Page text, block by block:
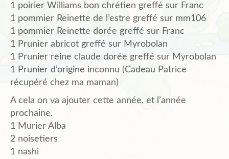
1 poirier Williams bon chrétien greffé sur Franc
1 pommier Reinette de l’estre greffé sur mm106
1 pommier Reinette dorée greffé sur Franc
1 Prunier abricot greffé sur Myrobolan
1 Prunier reine claude dorée greffé sur Myrobolan
1 Prunier d’origine inconnu (Cadeau Patrice
récupéré chez ma maman)
A cela on va ajouter cette année, et l’année
prochaine.
1 Murier Alba
2 noisetiers
1 nashi